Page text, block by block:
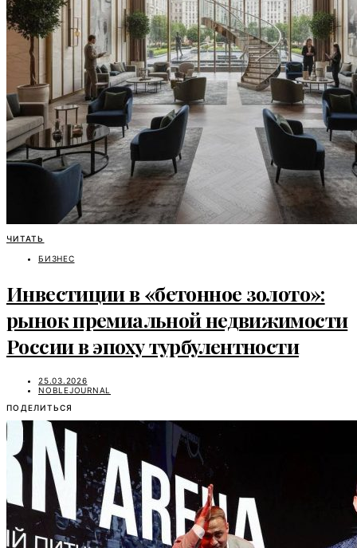
ЧИТАТЬ
БИЗНЕС
Инвестиции в «бетонное золото»:
рынок премиальной недвижимости
России в эпоху турбулентности
25.03.2026
NOBLEJOURNAL